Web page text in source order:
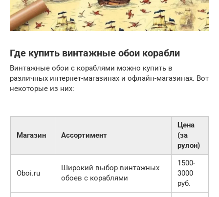
Где купить винтажные обои корабли
Винтажные обои с кораблями можно купить в
различных интернет-магазинах и офлайн-магазинах. Вот
некоторые из них:
Магазин Ассортимент
Цена
(за
рулон)
Oboi.ru
Широкий выбор винтажных
обоев с кораблями
1500-
3000
руб.